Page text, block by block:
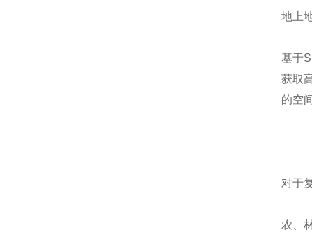
地上
基于
获取
的空
对于
农、